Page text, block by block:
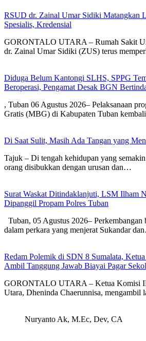
RSUD dr. Zainal Umar Sidiki Matangkan
Spesialis, Kredensial
GORONTALO UTARA – Rumah Sakit
dr. Zainal Umar Sidiki (ZUS) terus
Diduga Belum Kantongi SLHS, SPPG
Beroperasi, Pengamat Desak BGN
, Tuban 06 Agustus 2026– Pelaksanaan
Gratis (MBG) di Kabupaten Tuban
Di Saat Sulit, Masih Ada Tangan yang
Tajuk – Di tengah kehidupan yang
orang disibukkan dengan urusan dan…
Surat Waskat Ditindaklanjuti, LSM Ilham
Dipanggil Propam Polres Tuban
Tuban, 05 Agustus 2026– Perkembangan
dalam perkara yang menjerat Sukandar
Redam Polemik di SDN 8 Sumalata,
Ambil Tanggung Jawab Biayai Pagar
GORONTALO UTARA – Ketua Komisi
Utara, Dheninda Chaerunnisa,
Nuryanto Ak, M.Ec, Dev, CA